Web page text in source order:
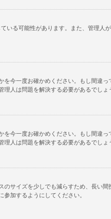
る可能性があります。また、管理人
今一度お確かめください。もし間違
人は問題を解決する必要があるでしょ
今一度お確かめください。もし間違
人は問題を解決する必要があるでしょ
サイズを少しでも減らすため、長い
加するようにしてください。